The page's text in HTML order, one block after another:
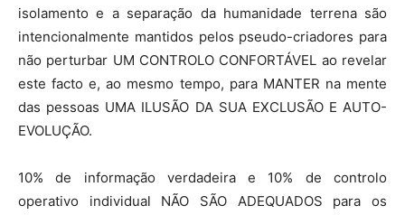
isolamento e a separação da humanidade terrena são
intencionalmente mantidos pelos pseudo-criadores para
não perturbar UM CONTROLO CONFORTÁVEL ao revelar
este facto e, ao mesmo tempo, para MANTER na mente
das pessoas UMA ILUSÃO DA SUA EXCLUSÃO E AUTO-
EVOLUÇÃO.
10% de informação verdadeira e 10% de controlo
operativo individual NÃO SÃO ADEQUADOS para os